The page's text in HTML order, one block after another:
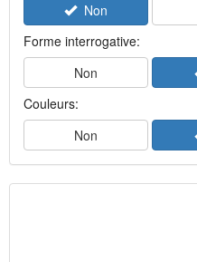
Non
Forme interrogative:
Non
Couleurs:
Non